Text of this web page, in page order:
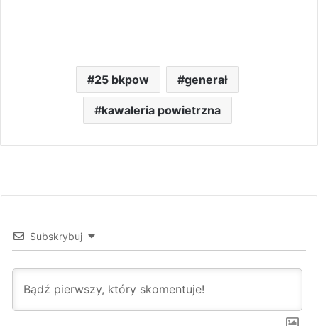
25 bkpow generał
kawaleria powietrzna
Subskrybuj